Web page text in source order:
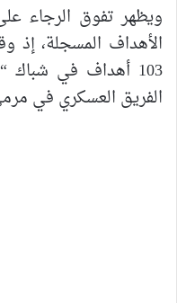
ويظهر تفوق
الأهداف المسجلة، إذ
الفريق العسكري في